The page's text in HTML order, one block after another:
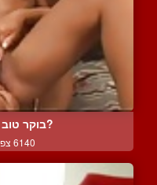
?בוקר
6140 צפיות